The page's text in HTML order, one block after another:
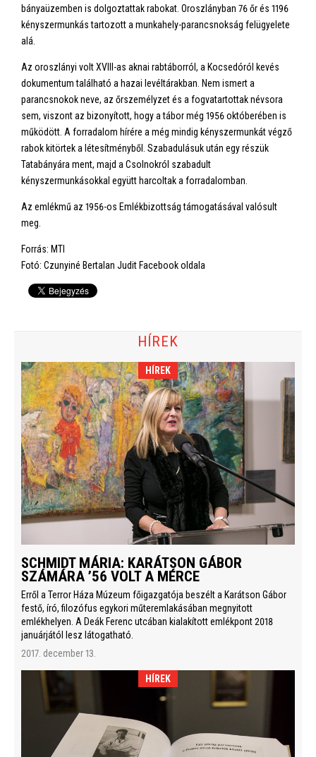
bányaüzemben is dolgoztattak rabokat. Oroszlányban 76 őr és 1196
kényszermunkás tartozott a munkahely-parancsnokság felügyelete
alá.
Az oroszlányi volt XVIII-as aknai rabtáborról, a Kocsedóról kevés
dokumentum található a hazai levéltárakban. Nem ismert a
parancsnokok neve, az őrszemélyzet és a fogvatartottak névsora
sem, viszont az bizonyított, hogy a tábor még 1956 októberében is
működött. A forradalom hírére a még mindig kényszermunkát végző
rabok kitörtek a létesítményből. Szabadulásuk után egy részük
Tatabányára ment, majd a Csolnokról szabadult
kényszermunkásokkal együtt harcoltak a forradalomban.
Az emlékmű az 1956-os Emlékbizottság támogatásával valósult
meg.
Forrás: MTI
Fotó: Czunyiné Bertalan Judit Facebook oldala
HÍREK
HÍREK
SCHMIDT MÁRIA: KARÁTSON GÁBOR
SZÁMÁRA ’56 VOLT A MÉRCE
Erről a Terror Háza Múzeum főigazgatója beszélt a Karátson Gábor
festő, író, filozófus egykori műteremlakásában megnyitott
emlékhelyen. A Deák Ferenc utcában kialakított emlékpont 2018
januárjától lesz látogatható.
2017. december 13.
HÍREK